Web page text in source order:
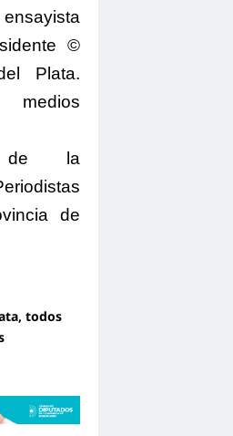
©
Plata.
medios
de la
de
, todos